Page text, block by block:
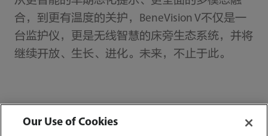
合，到更有温度的关护，BeneVision V不仅是一
台监护仪，更是无线智慧的床旁生态系统，并将
继续开放、生长、进化。未来，不止于此。
首页 媒体中心
新闻速递
迈瑞全新一代BeneVision V系列监护仪全球同步上市
Our Use of Cookies